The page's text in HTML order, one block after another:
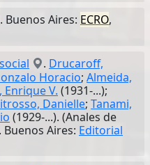
. Buenos Aires: ECRO,
. Drucaroff,
Horacio; Almeida,
Enrique V. (1931-...);
Danielle; Tanami,
(1929-...). (Anales de
Buenos Aires: Editorial